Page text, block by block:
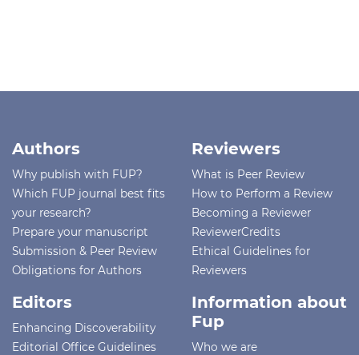
Authors
Why publish with FUP?
Which FUP journal best fits
your research?
Prepare your manuscript
Submission & Peer Review
Obligations for Authors
Reviewers
What is Peer Review
How to Perform a Review
Becoming a Reviewer
ReviewerCredits
Ethical Guidelines for
Reviewers
Editors
Enhancing Discoverability
Editorial Office Guidelines
Information about
Fup
Who we are